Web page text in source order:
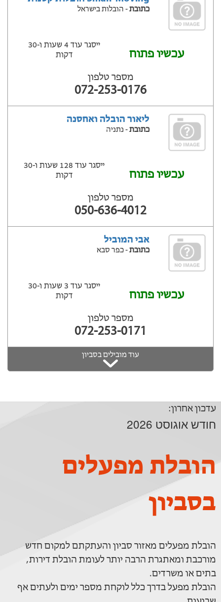
כתובת- הובלות בישראל
עכשיו פתוח
ייסגר עוד 4 שעות ‫ו-30
דקות
מספר טלפון
072-253-0176
ליאור הובלה ואחסנה
כתובת- נתניה
עכשיו פתוח
ייסגר עוד 128 שעות ‫ו-30
דקות
מספר טלפון
050-636-4012
אבי המוביל
כתובת- כפר סבא
עכשיו פתוח
ייסגר עוד 3 שעות ‫ו-30
דקות
מספר טלפון
072-253-0171
עוד מובילים בסביון
עדכון אחרון:
חודש אוגוסט 2026
הובלת מפעלים
בסביון
הובלת מפעלים מאזור סביון והעתקתם למקום חדש
מורכבת ומאתגרת הרבה יותר לעומת הובלת דירות,
בתים או משרדים.
הובלת מפעל בדרך כלל לוקחת מספר ימים ולעתים אף